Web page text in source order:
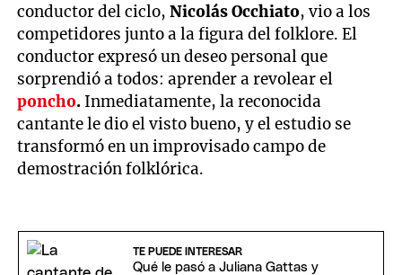
conductor del ciclo,Nicolás Occhiato, vio a los
competidores junto a la figura del folklore. El
conductor expresó un deseo personal que
sorprendió a todos: aprender a revolear el
poncho. Inmediatamente, la reconocida
cantante le dio el visto bueno, y el estudio se
transformó en un improvisado campo de
demostración folklórica.
TE PUEDE INTERESAR
Qué le pasó a Juliana Gattas y